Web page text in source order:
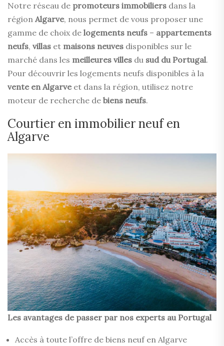
Notre réseau de promoteurs immobiliers dans la
région Algarve, nous permet de vous proposer une
gamme de choix de logements neufs – appartements
neufs, villas et maisons neuves disponibles sur le
marché dans les meilleures villes du sud du Portugal.
Pour découvrir les logements neufs disponibles à la
vente en Algarveet dans la région, utilisez notre
moteur de recherche de biens neufs.
Courtier en immobilier neuf en
Algarve
Les avantages de passer par nos experts au Portugal
Accès à toute l’offre de biens neuf en Algarve